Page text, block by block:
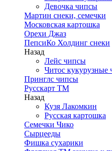
Девочка чипсы
Мартин снеки, семечки
Московская картошка
Орехи Джаз
ПепсиКо Холдинг снеки
Назад
Лейс чипсы
Читос кукурузные
Принглс чипсы
Русскарт ТМ
Назад
Кузя Лакомкин
Русская картошка
Семечки Чико
Сырцееды
Фишка сухарики